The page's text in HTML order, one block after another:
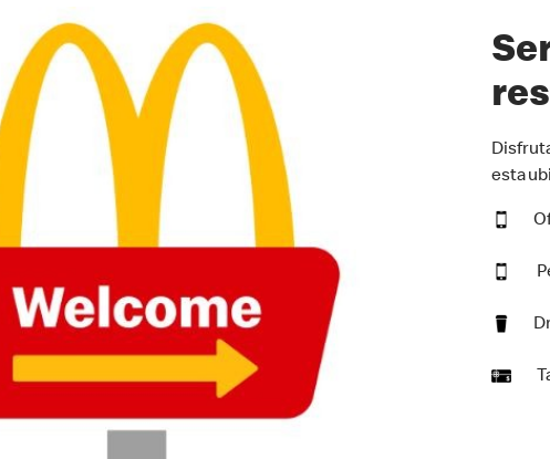
esta